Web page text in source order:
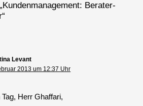
Berater-
Levant
2013 um 12:37 Uhr
Herr Ghaffari,